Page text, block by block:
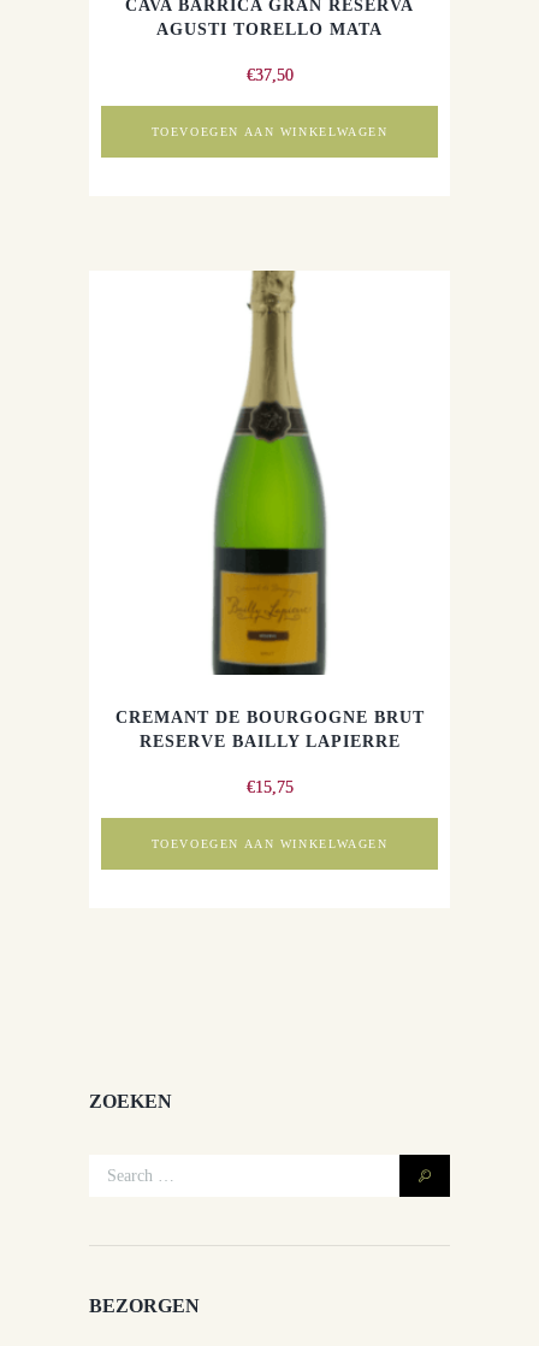
CAVA BARRICA GRAN RESERVA
AGUSTI TORELLO MATA
€37,50
TOEVOEGEN AAN WINKELWAGEN
CREMANT DE BOURGOGNE BRUT
RESERVE BAILLY LAPIERRE
€15,75
TOEVOEGEN AAN WINKELWAGEN
ZOEKEN
BEZORGEN